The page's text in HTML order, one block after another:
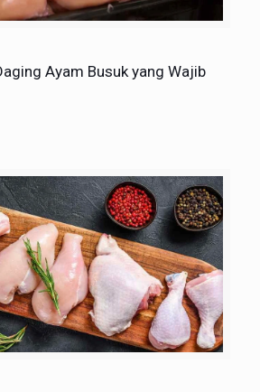
Ayam Busuk yang Wajib